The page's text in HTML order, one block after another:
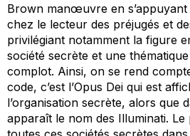
Brown manœuvre en
chez le lecteur des préjugés et
privilégiant notamment la figure
société secrète et une
complot. Ainsi, on se rend
code, c’est l’Opus Dei qui est
l’organisation secrète, alors que
apparaît le nom des Illuminati. Le